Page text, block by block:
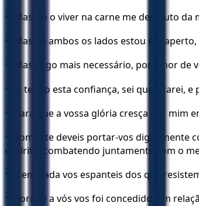
22 Mas, se o viver na carne me der fruto
23 Mas de ambos os lados estou em
24 Mas julgo mais necessário, por amor de
25 E, tendo esta confiança, sei que ficarei,
26 Para que a vossa glória cresça por mim
27
Somente deveis portar-vos dignamente
espírito, combatendo juntamente com o
28 E em nada vos espanteis dos que
29 Porque a vós vos foi concedido, em